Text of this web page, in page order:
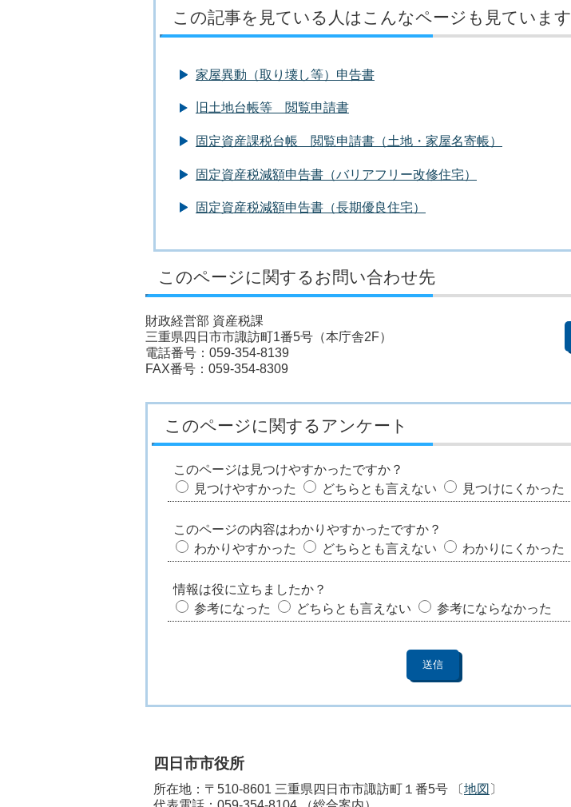
この記事を見ている人はこんなページも見ています
家屋異動（取り壊し等）申告書
旧土地台帳等 閲覧申請書
固定資産課税台帳 閲覧申請書（土地・家屋名寄帳）
固定資産税減額申告書（バリアフリー改修住宅）
固定資産税減額申告書（長期優良住宅）
このページに関するお問い合わせ先
財政経営部 資産税課
三重県四日市市諏訪町1番5号（本庁舎2F）
電話番号：059-354-8139
FAX番号：059-354-8309
このページに関するアンケート
このページは見つけやすかったですか？
見つけやすかった
どちらとも言えない 見つけにくかった
このページの内容はわかりやすかったですか？
わかりやすかった
どちらとも言えない わかりにくかった
情報は役に立ちましたか？
参考になった
どちらとも言えない 参考にならなかった
四日市市役所
所在地：〒510-8601 三重県四日市市諏訪町１番5号 〔地図 〕